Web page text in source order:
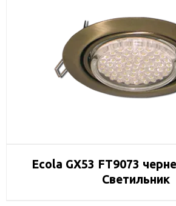
Ecola GX53 FT9073
Светильник